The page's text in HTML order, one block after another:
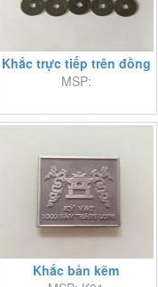
Khắc trực tiếp trên đồng
MSP:
Khắc bản kẽm